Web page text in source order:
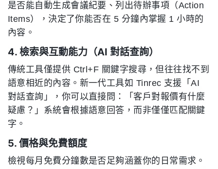
是否能自動生成會議紀要、列出待辦事項（Action
Items），決定了你能否在 5 分鐘內掌握 1 小時的
內容。
4. 檢索與互動能力（AI 對話查詢）
傳統工具僅提供 Ctrl+F 關鍵字搜尋，但往往找不到
語意相近的內容。新一代工具如 Tinrec 支援「AI
對話查詢」，你可以直接問：「客戶對報價有什麼
疑慮？」系統會根據語意回答，而非僅僅匹配關鍵
字。
5. 價格與免費額度
檢視每月免費分鐘數是否足夠涵蓋你的日常需求。